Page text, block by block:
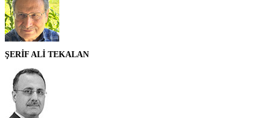
ŞERİF ALİ TEKALAN